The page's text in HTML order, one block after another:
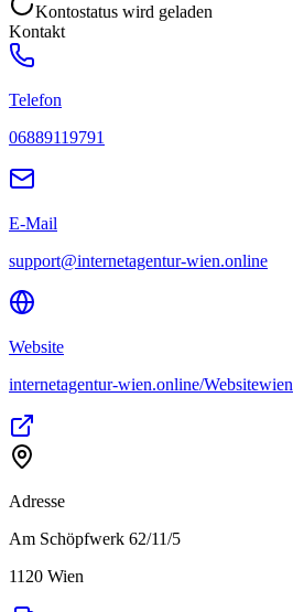
Kontostatus wird geladen
Kontakt
Telefon
06889119791
E-Mail
support@internetagentur-wien.online
Website
internetagentur-wien.online/Websitewien
Adresse
Am Schöpfwerk 62/11/5
1120 Wien